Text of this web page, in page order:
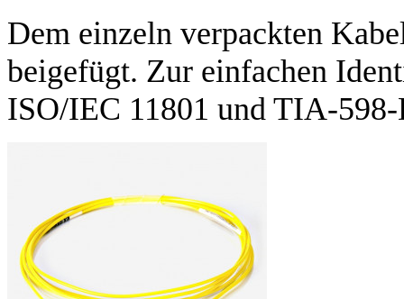
Dem einzeln verpackten
beigefügt. Zur einfachen
ISO/IEC 11801 und TIA-